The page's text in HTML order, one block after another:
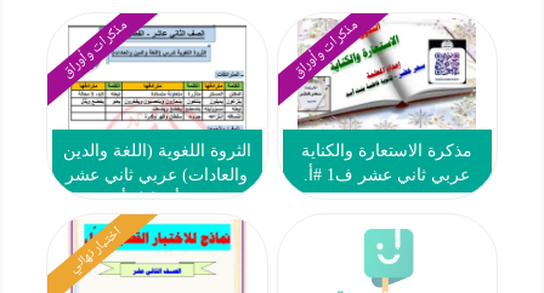
2023-2024
مذكرات وأوراق
مذكرة الاستعارة والكناية
عربي ثاني عشر ف1 #أ.
مذكرات وأوراق
الثروة اللغوية (اللغة والدين
والعادات) عربي ثاني عشر
اختبار نهائي